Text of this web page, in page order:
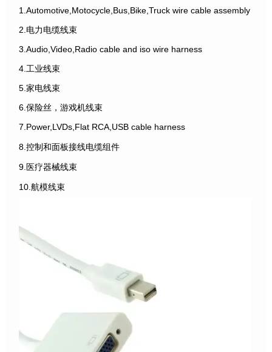
1.Automotive,Motocycle,Bus,Bike,Truck wire cable assembly
2.电力电缆线束
3.Audio,Video,Radio cable and iso wire harness
4.工业线束
5.家电线束
6.保险丝，游戏机线束
7.Power,LVDs,Flat RCA,USB cable harness
8.控制和面板接线电缆组件
9.医疗器械线束
10.航模线束